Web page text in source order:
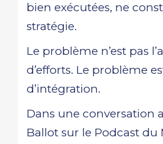
bien exécutées, ne
stratégie.
Le problème n’est pas
d’efforts. Le problème
d’intégration.
Dans une conversation
Ballot sur le Podcast du